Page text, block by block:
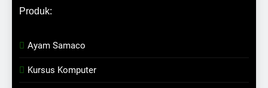
Produk:
Ayam Samaco
Kursus Komputer